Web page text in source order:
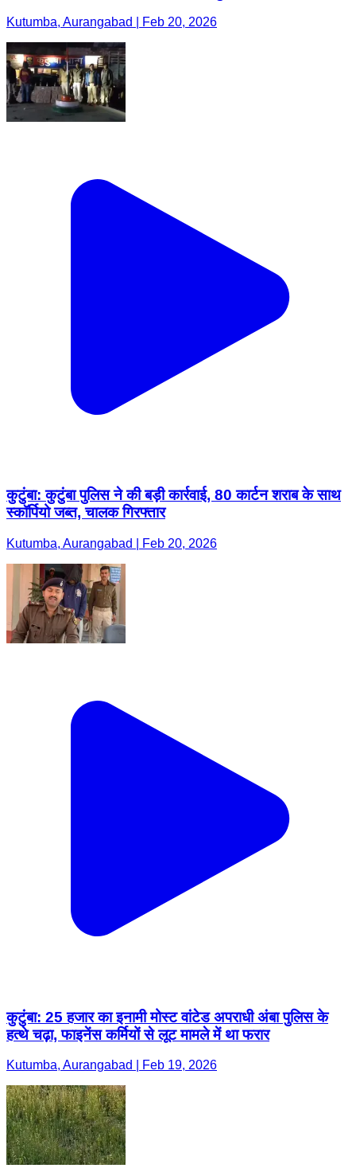
Kutumba, Aurangabad | Feb 20, 2026
कुटुंबा: कुटुंबा पुलिस ने की बड़ी कार्रवाई, 80 कार्टन शराब के साथ
स्कॉर्पियो जब्त, चालक गिरफ्तार
Kutumba, Aurangabad | Feb 20, 2026
कुटुंबा: 25 हजार का इनामी मोस्ट वांटेड अपराधी अंबा पुलिस के
हत्थे चढ़ा, फाइनेंस कर्मियों से लूट मामले में था फरार
Kutumba, Aurangabad | Feb 19, 2026